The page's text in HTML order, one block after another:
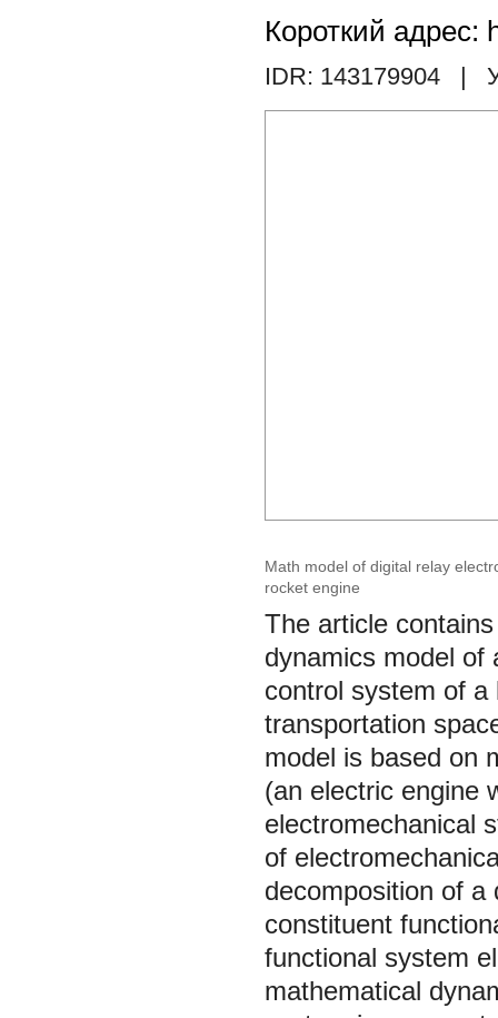
Короткий адрес:
IDR: 143179904 |
Math model of digital relay
rocket engine
The article
dynamics model of
control system of a
transportation
model is based on
(an electric engine
electromechanical
of
decomposition of a
constituent
functional system
mathematical